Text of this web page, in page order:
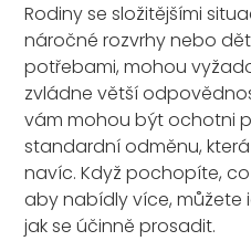
Rodiny se složitějšími
náročné rozvrhy nebo
potřebami, mohou
zvládne větší
vám mohou být ochotni
standardní odměnu,
navíc. Když pochopíte,
aby nabídly více, můžete
jak se účinně prosadit.